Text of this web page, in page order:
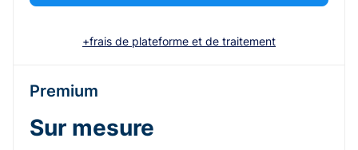
+frais de plateforme et de traitement
Premium
Sur mesure